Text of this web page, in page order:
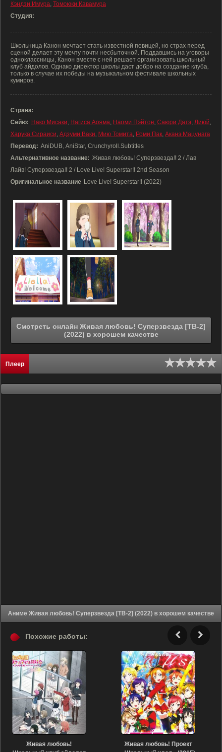
Кэндзи Имура, Томоюки Кавамура
Студия:
Школьница Канон мечтает стать известной певицей, но страх перед
сценой делает эту мечту почти несбыточной. Поддавшись на уговоры
одноклассницы, Канон вместе с ней решает организовать школьный
клуб айдолов. Однако директор школы даст добро на создание клуба,
только в случае их победы на музыкальном фестивале школьных
кумиров.
Страна:
Сейю: Нако Мисаки, Нагиса Аояма, Наоми Пэйтон, Саюри Датэ, Лиюй,
Харука Сираиси, Адзуми Ваки, Мию Томита, Роми Пак, Аканэ Мацунага
Перевод: AniDUB, AniStar, Crunchyroll.Subtitles
Альтернативное название: Живая любовь! Суперзвезда!! 2 / Лав
Лайв! Суперзвезда!! 2 / Love Live! Superstar!! 2nd Season
Оригинальное название Love Live! Superstar!! (2022)
Смотреть онлайн Живая любовь! Суперзвезда [ТВ-2]
(2022) в хорошем качестве
Плеер
Аниме Живая любовь! Суперзвезда [ТВ-2] (2022) в хорошем качестве
Похожие работы:
Живая любовь!
Живая любовь! Проект